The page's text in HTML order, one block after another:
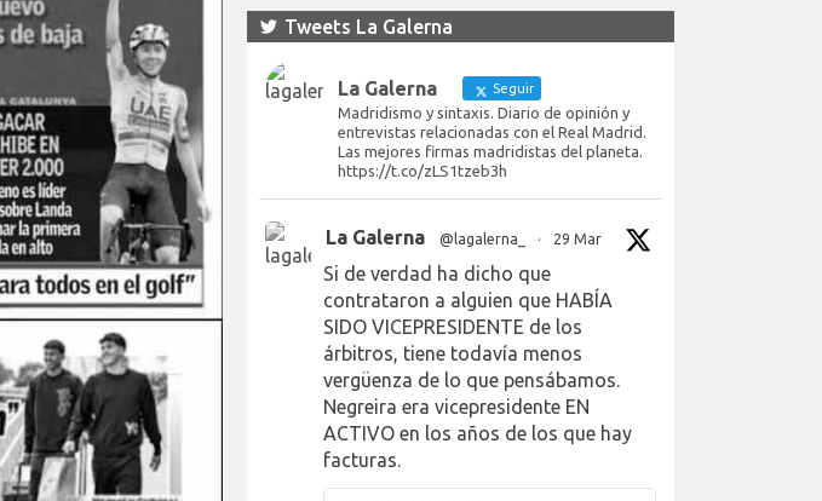
Tweets La Galerna
La Galerna Seguir
Madridismo y sintaxis. Diario de opinión y
entrevistas relacionadas con el Real Madrid.
Las mejores firmas madridistas del planeta.
https://t.co/zLS1tzeb3h
La Galerna @lagalerna_ · 29 Mar
Si de verdad ha dicho que
contrataron a alguien que HABÍA
SIDO VICEPRESIDENTE de los
árbitros, tiene todavía menos
vergüenza de lo que pensábamos.
Negreira era vicepresidente EN
ACTIVO en los años de los que hay
facturas.